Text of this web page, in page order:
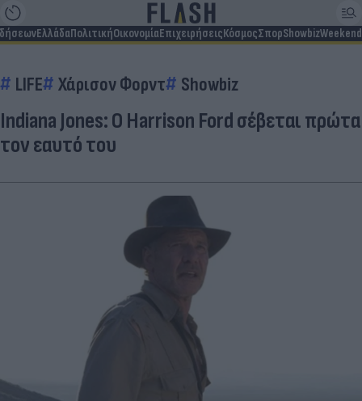
ΕλλάδαΠολιτικήΟικονομίαΕπιχειρήσειςΚόσμοςΣπορShowbizWeekend
LIFE Χάρισον Φορντ Showbiz
Indiana Jones: O Harrison Ford σέβεται πρώτα
τον εαυτό του